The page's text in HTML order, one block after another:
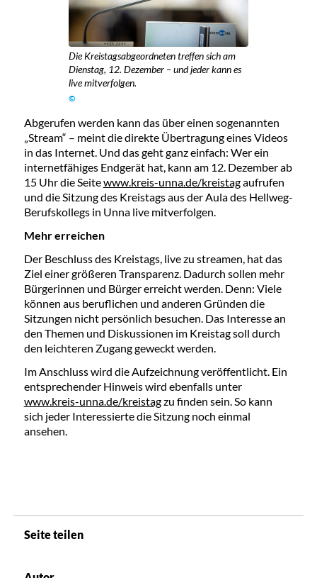
Die Kreistagsabgeordneten treffen sich am
Dienstag, 12. Dezember – und jeder kann es
live mitverfolgen.
©
Abgerufen werden kann das über einen sogenannten
„Stream“ – meint die direkte Übertragung eines Videos
in das Internet. Und das geht ganz einfach: Wer ein
internetfähiges Endgerät hat, kann am 12. Dezember ab
15 Uhr die Seitewww.kreis-unna.de/kreistagaufrufen
und die Sitzung des Kreistags aus der Aula des Hellweg-
Berufskollegs in Unna live mitverfolgen.
Mehr erreichen
Der Beschluss des Kreistags, live zu streamen, hat das
Ziel einer größeren Transparenz. Dadurch sollen mehr
Bürgerinnen und Bürger erreicht werden. Denn: Viele
können aus beruflichen und anderen Gründen die
Sitzungen nicht persönlich besuchen. Das Interesse an
den Themen und Diskussionen im Kreistag soll durch
den leichteren Zugang geweckt werden.
Im Anschluss wird die Aufzeichnung veröffentlicht. Ein
entsprechender Hinweis wird ebenfalls unter
www.kreis-unna.de/kreistagzu finden sein. So kann
sich jeder Interessierte die Sitzung noch einmal
ansehen.
Seite teilen